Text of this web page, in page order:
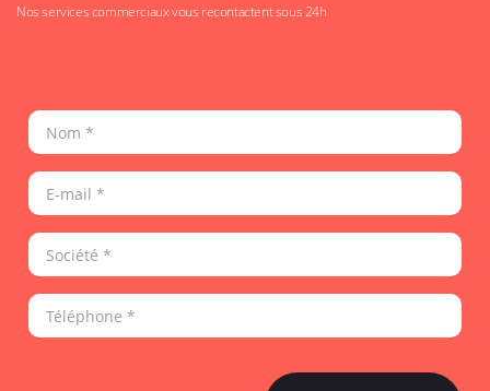
Nos services commerciaux vous recontactent sous 24h